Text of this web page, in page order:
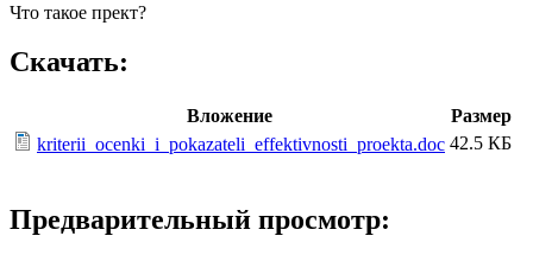
Что такое прект?
Скачать:
Вложение
Размер
kriterii_ocenki_i_pokazateli_effektivnosti_proekta.doc 42.5 КБ
Предварительный просмотр: